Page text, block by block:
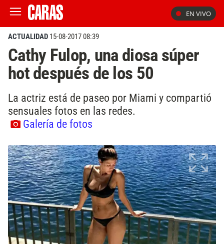
EN VIVO
ACTUALIDAD 15-08-2017 08:39
Cathy Fulop, una diosa súper
hot después de los 50
La actriz está de paseo por Miami y compartió
sensuales fotos en las redes.
Galería de fotos